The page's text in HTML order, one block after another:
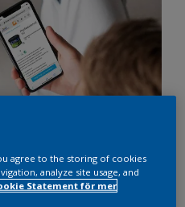
agree to the storing of cookies
analyze site usage, and
Statement för mer